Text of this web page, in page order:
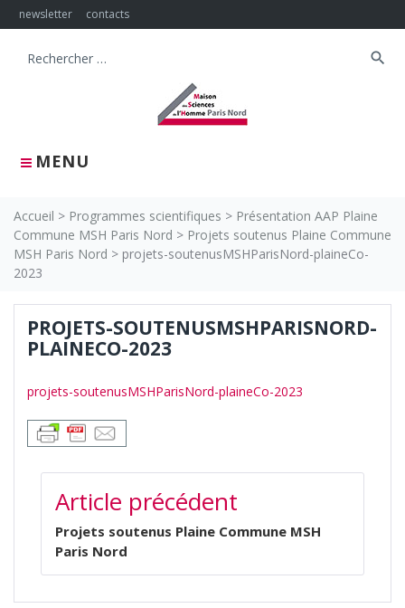
Skip
to
newsletter contacts
MENU
Search
search
Accueil > Programmes scientifiques > Présentation AAP Plaine
Commune MSH Paris Nord > Projets soutenus Plaine Commune
MSH Paris Nord > projets-soutenusMSHParisNord-plaineCo-
2023
PROJETS-SOUTENUSMSHPARISNORD-
PLAINECO-2023
projets-soutenusMSHParisNord-plaineCo-2023
NAVIGATION
DE
L’ARTICLE
Article précédent
Projets soutenus Plaine Commune MSH
Paris Nord